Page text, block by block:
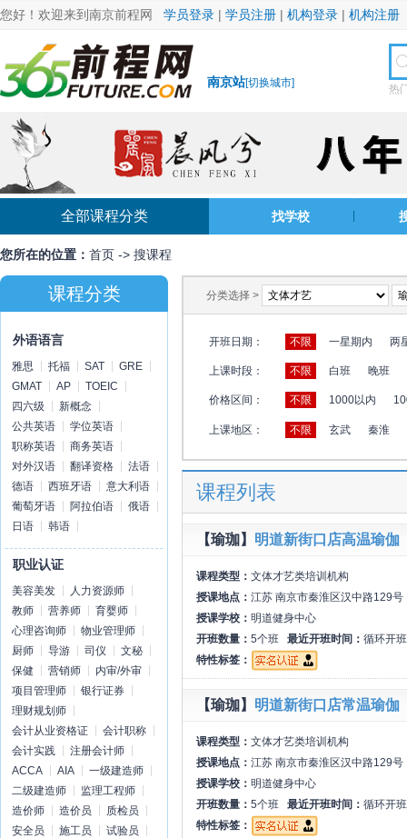
您好！欢迎来到南京前程网 学员登录 | 学员注册 | 机构登录 | 机构注册
南京站[切换城市] 热
全部课程分类 找学校
您所在的位置： 首页 -> 搜课程
课程分类
外语语言
雅思 托福 SAT
GRE
GMAT
AP
TOEIC
四六级
新概念
公共英语
学位英语
职称英语
商务英语
对外汉语
翻译资格
法语
德语
西班牙语
意大利语
葡萄牙语
阿拉伯语
俄语
日语
韩语
职业认证
美容美发
人力资源师
教师
营养师
育婴师
心理咨询师
物业管理师
厨师
导游 司仪
文秘
保健
营销师
内审/外审
项目管理师
银行证券
理财规划师
会计从业资格证
会计职称
会计实践
注册会计师
ACCA
AIA
一级建造师
二级建造师
监理工程师
造价师
造价员
质检员
安全员
施工员
试验员
分类选择 >
开班日期： 不限 一星期内 两
上课时段： 不限 白班 晚班
价格区间： 不限 1000以内
上课地区： 不限 玄武 秦淮
课程列表
【瑜珈】 明道新街口店高温瑜伽
课程类型： 文体才艺类培训机构
授课地点： 江苏 南京市秦淮区汉中路129
授课学校： 明道健身中心
开班数量： 5个班 最近开班时间： 循环开班
特性标签：
【瑜珈】 明道新街口店常温瑜伽
课程类型： 文体才艺类培训机构
授课地点： 江苏 南京市秦淮区汉中路129
授课学校： 明道健身中心
开班数量： 5个班 最近开班时间： 循环开班
特性标签：